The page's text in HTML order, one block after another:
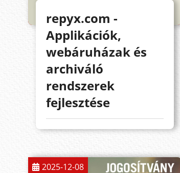
repyx.com -
Applikációk,
webáruházak és
archiváló
rendszerek
fejlesztése
2025-12-08